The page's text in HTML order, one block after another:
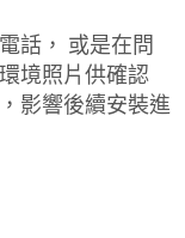
話， 或是在問
境照片供確認
影響後續安裝進